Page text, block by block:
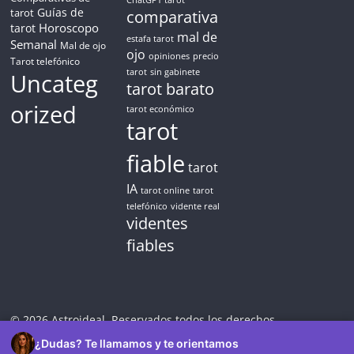
✓ Sin cargos automáticos. El chat se detiene al finalizar el
crédito
tarot Guías de
tarot Horoscopo
Semanal Mal de ojo
Tarot telefónico
Uncateg
orized
comparativa
estafa tarot mal de
ojo opiniones precio
tarot sin gabinete
tarot barato
tarot económico
tarot
fiable tarot
IA tarot online tarot
telefónico vidente real
videntes
fiables
© 2026 Astroideal. Reservados todos los derechos.
¿Dudas? Te llamamos y te orientamos